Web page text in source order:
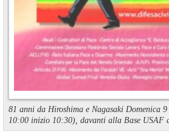
81 anni da Hiroshima e Nagasaki Domenica
10:00 inizio 10:30), davanti alla Base USAF